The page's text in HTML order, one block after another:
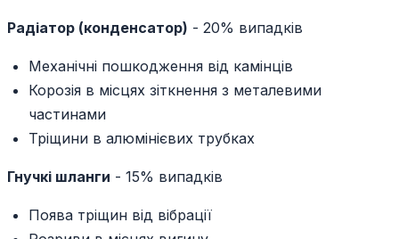
Радіатор (конденсатор) - 20% випадків
Механічні пошкодження від камінців
Корозія в місцях зіткнення з металевими
частинами
Тріщини в алюмінієвих трубках
Гнучкі шланги - 15% випадків
Поява тріщин від вібрації